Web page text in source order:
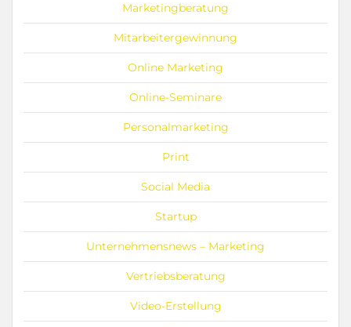
Marketingberatung
Mitarbeitergewinnung
Online Marketing
Online-Seminare
Personalmarketing
Print
Social Media
Startup
Unternehmensnews – Marketing
Vertriebsberatung
Video-Erstellung